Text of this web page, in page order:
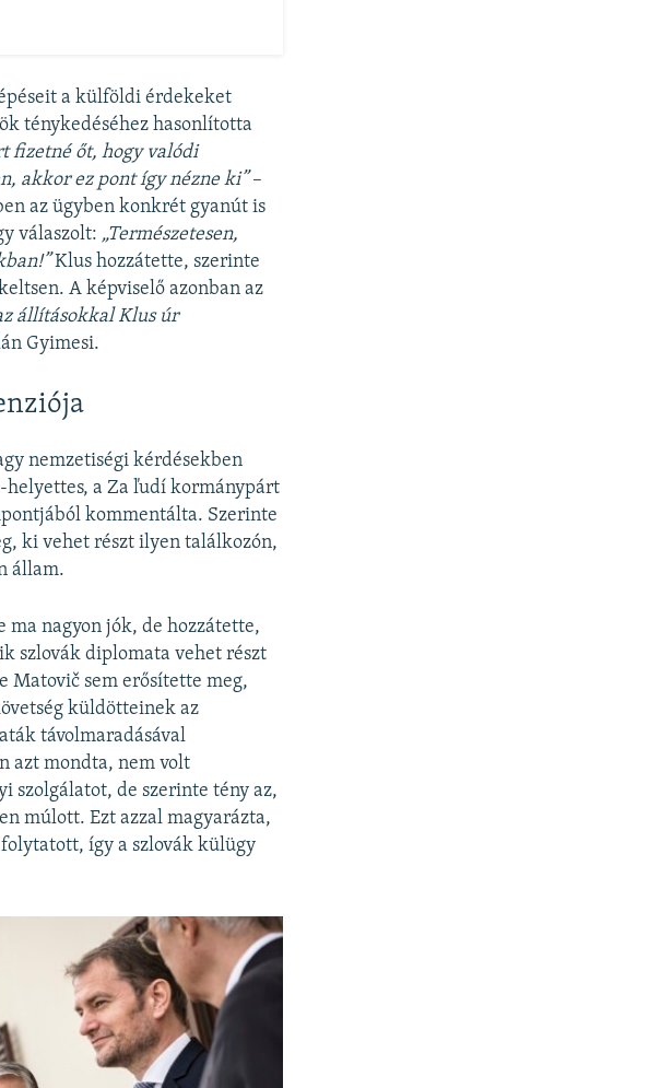
a külföldi érdekeket
ténykedéséhez hasonlította
fizetné őt, hogy valódi
akkor ez pont így nézne ki” –
az ügyben konkrét gyanút is
válaszolt: „Természetesen,
Klus hozzátette, szerinte
A képviselő azonban az
állításokkal Klus úr
Gyimesi.
nemzetiségi kérdésekben
a Za ľudí kormánypárt
kommentálta. Szerinte
ki vehet részt ilyen találkozón,
állam.
ma nagyon jók, de hozzátette,
szlovák diplomata vehet részt
Matovič sem erősítette meg,
küldötteinek az
távolmaradásával
azt mondta, nem volt
szolgálatot, de szerinte tény az,
múlott. Ezt azzal magyarázta,
így a szlovák külügy